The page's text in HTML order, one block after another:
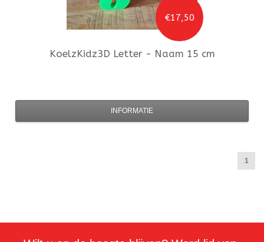
€17,50
KoelzKidz3D Letter - Naam 15 cm
INFORMATIE
1